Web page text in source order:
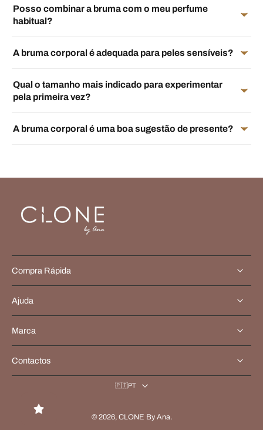
Posso combinar a bruma com o meu perfume
habitual?
A bruma corporal é adequada para peles sensíveis?
Qual o tamanho mais indicado para experimentar
pela primeira vez?
A bruma corporal é uma boa sugestão de presente?
Compra Rápida
Ajuda
Marca
Contactos
🇵🇹PT
© 2026, CLONE By Ana.